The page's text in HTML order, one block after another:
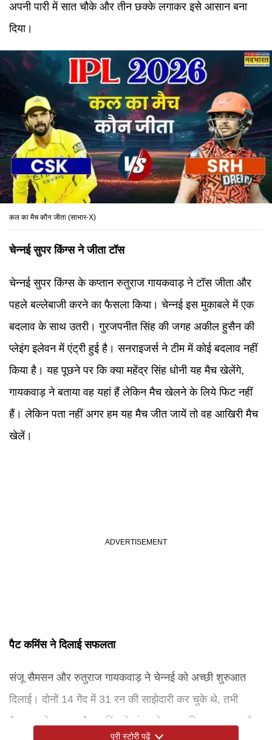
अपनी पारी में सात चौके और तीन छक्के लगाकर इसे आसान बना
दिया।
कल का मैच कौन जीता (साभार-X)
चेन्नई सुपर किंग्स ने जीता टॉस
चेन्नई सुपर किंग्स के कप्तान रुतुराज गायकवाड़ ने टॉस जीता और
पहले बल्लेबाजी करने का फैसला किया। चेन्नई इस मुकाबले में एक
बदलाव के साथ उतरी। गुरजपनीत सिंह की जगह अकील हुसैन की
प्लेइंग इलेवन में एंट्री हुई है। सनराइजर्स ने टीम में कोई बदलाव नहीं
किया है। यह पूछने पर कि क्या महेंद्र सिंह धोनी यह मैच खेलेंगे,
गायकवाड़ ने बताया वह यहां हैं लेकिन मैच खेलने के लिये फिट नहीं
हैं। लेकिन पता नहीं अगर हम यह मैच जीत जायें तो वह आखिरी मैच
खेलें।
पैट कमिंस ने दिलाई सफलता
संजू सैमसन और रुतुराज गायकवाड़ ने चेन्नई को अच्छी शुरुआत
दिलाई। दोनों 14 गेंद में 31 रन की साझेदारी कर चुके थे, तभी
हैदराबाद के कप्तान पैट कमिंस ने संजू को अपना शिकार बनाया और
पूरी स्टोरी पढ़ें